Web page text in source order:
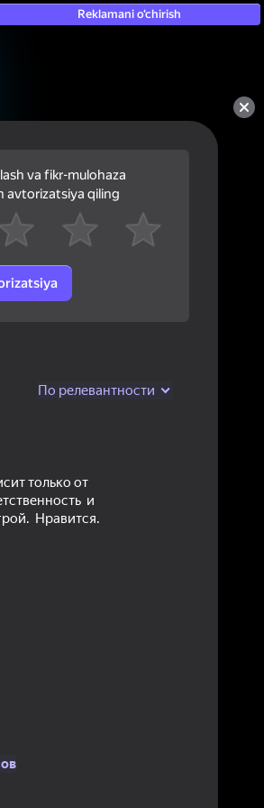
Reklamani o‘chirish
va fikr-mulohaza
avtorizatsiya qiling